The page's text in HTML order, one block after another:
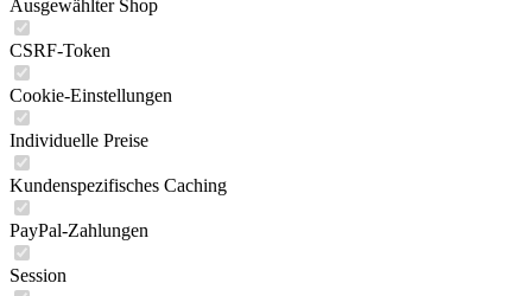
Ausgewählter Shop
CSRF-Token
Cookie-Einstellungen
Individuelle Preise
Kundenspezifisches Caching
PayPal-Zahlungen
Session